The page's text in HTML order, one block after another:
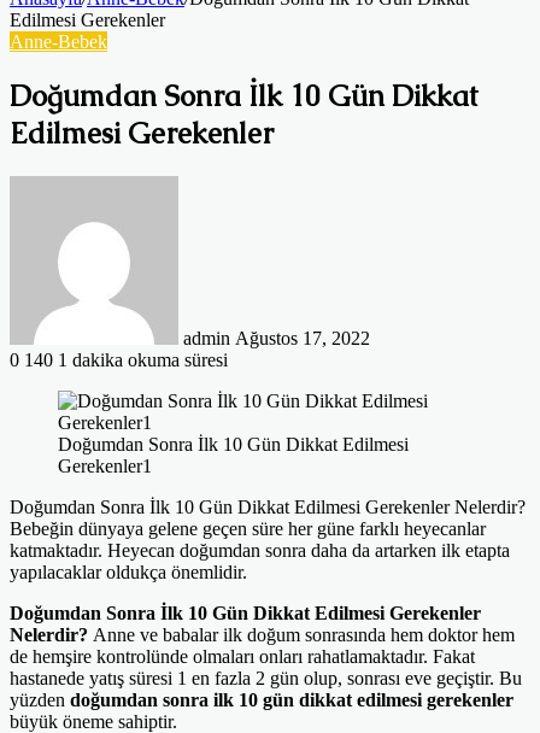
Edilmesi Gerekenler
Anne-Bebek
Doğumdan Sonra İlk 10 Gün Dikkat
Edilmesi Gerekenler
admin Ağustos 17, 2022
0 140 1 dakika okuma süresi
Doğumdan Sonra İlk 10 Gün Dikkat Edilmesi
Gerekenler1
Doğumdan Sonra İlk 10 Gün Dikkat Edilmesi Gerekenler Nelerdir?
Bebeğin dünyaya gelene geçen süre her güne farklı heyecanlar
katmaktadır. Heyecan doğumdan sonra daha da artarken ilk etapta
yapılacaklar oldukça önemlidir.
Doğumdan Sonra İlk 10 Gün Dikkat Edilmesi Gerekenler
Nelerdir? Anne ve babalar ilk doğum sonrasında hem doktor hem
de hemşire kontrolünde olmaları onları rahatlamaktadır. Fakat
hastanede yatış süresi 1 en fazla 2 gün olup, sonrası eve geçiştir. Bu
yüzden doğumdan sonra ilk 10 gün dikkat edilmesi gerekenler
büyük öneme sahiptir.